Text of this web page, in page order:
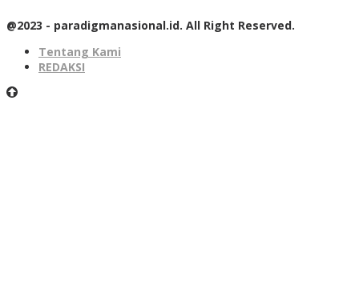
@2023 - paradigmanasional.id. All Right Reserved.
Tentang Kami
REDAKSI